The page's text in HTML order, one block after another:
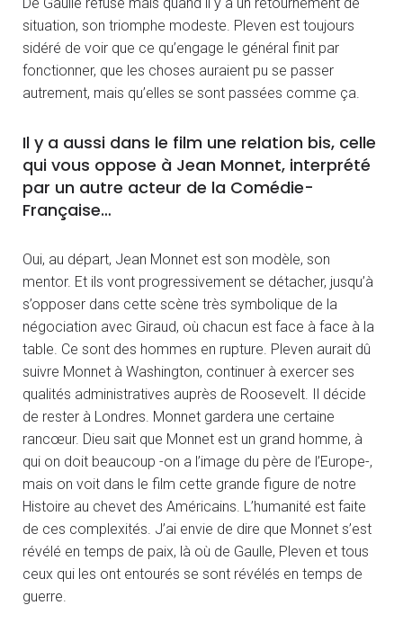
situation, son triomphe modeste. Pleven est toujours
sidéré de voir que ce qu’engage le général finit par
fonctionner, que les choses auraient pu se passer
autrement, mais qu’elles se sont passées comme ça.
Il y a aussi dans le film une relation bis, celle
qui vous oppose à Jean Monnet, interprété
par un autre acteur de la Comédie-
Française…
Oui, au départ, Jean Monnet est son modèle, son
mentor. Et ils vont progressivement se détacher, jusqu’à
s’opposer dans cette scène très symbolique de la
négociation avec Giraud, où chacun est face à face à la
table. Ce sont des hommes en rupture. Pleven aurait dû
suivre Monnet à Washington, continuer à exercer ses
qualités administratives auprès de Roosevelt. Il décide
de rester à Londres. Monnet gardera une certaine
rancœur. Dieu sait que Monnet est un grand homme, à
qui on doit beaucoup -on a l’image du père de l’Europe-,
mais on voit dans le film cette grande figure de notre
Histoire au chevet des Américains. L’humanité est faite
de ces complexités. J’ai envie de dire que Monnet s’est
révélé en temps de paix, là où de Gaulle, Pleven et tous
ceux qui les ont entourés se sont révélés en temps de
guerre.